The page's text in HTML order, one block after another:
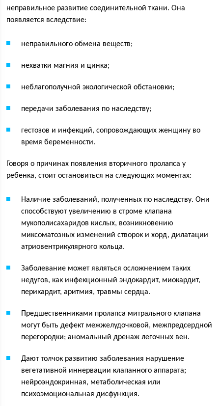
неправильное развитие соединительной ткани. Она
появляется вследствие:
неправильного обмена веществ;
нехватки магния и цинка;
неблагополучной экологической обстановки;
передачи заболевания по наследству;
гестозов и инфекций, сопровождающих женщину во
время беременности.
Говоря о причинах появления вторичного пролапса у
ребенка, стоит остановиться на следующих моментах:
Наличие заболеваний, полученных по наследству. Они
способствуют увеличению в строме клапана
мукополисахаридов кислых, возникновению
миксоматозных изменений створок и хорд, дилатации
атриовентрикулярного кольца.
Заболевание может являться осложнением таких
недугов, как инфекционный эндокардит, миокардит,
перикардит, аритмия, травмы сердца.
Предшественниками пролапса митрального клапана
могут быть дефект межжелудочковой, межпредсердной
перегородки; аномальный дренаж легочных вен.
Дают толчок развитию заболевания нарушение
вегетативной иннервации клапанного аппарата;
нейроэндокринная, метаболическая или
психоэмоциональная дисфункция.